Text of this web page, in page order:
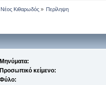
Κιθαρωδός» Περίληψη
Μηνύματα:
Προσωπικό κείμενο:
Φύλο: